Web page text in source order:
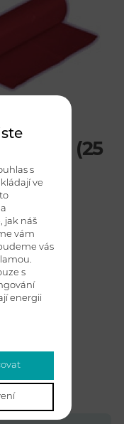
(25
s
ve
jak náš
vám
vás
s
energii